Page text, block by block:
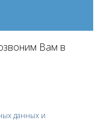
Вам в
данных и